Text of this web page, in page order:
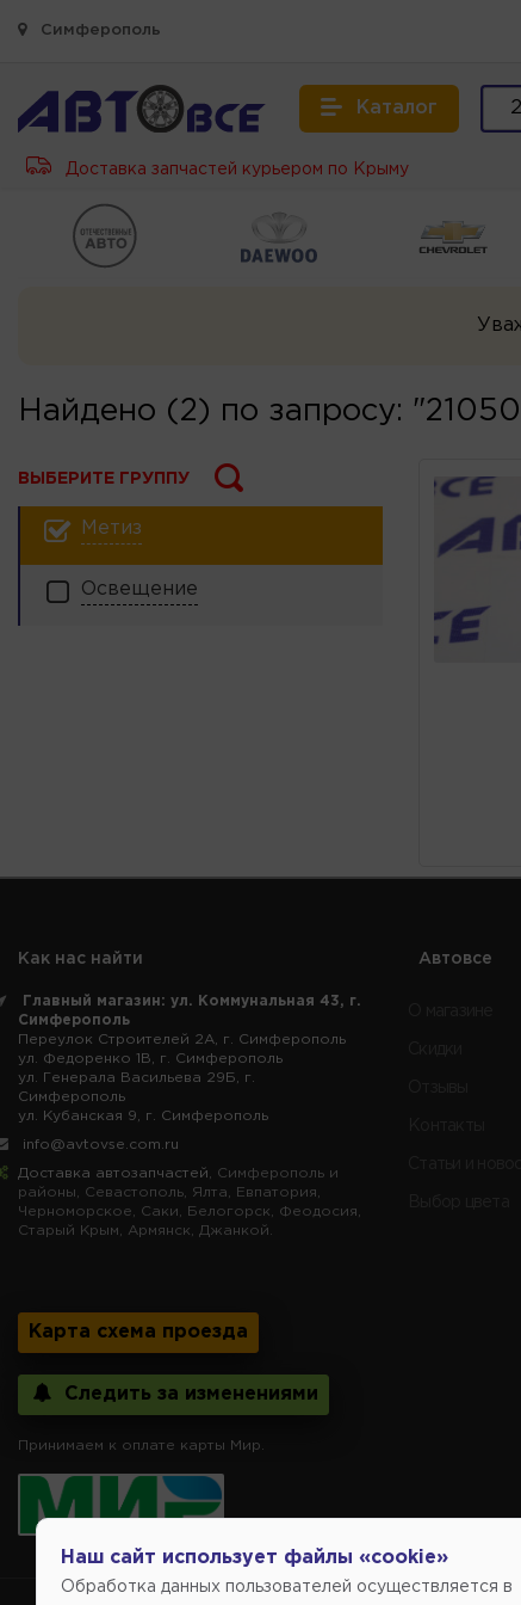
Симферополь
Каталог
Доставка запчастей курьером по Крыму
Найдено (2) по запросу:
ВЫБЕРИТЕ ГРУППУ
Метиз
Освещение
Как нас найти
Главный магазин: ул. Коммунальная 43, г.
Симферополь
Переулок Строителей 2А, г. Симферополь
ул. Федоренко 1В, г. Симферополь
ул. Генерала Васильева 29Б, г.
Симферополь
ул. Кубанская 9, г. Симферополь
info@avtovse.com.ru
Доставка автозапчастей , Симферополь и
районы, Севастополь, Ялта, Евпатория,
Черноморское, Саки, Белогорск, Феодосия,
Старый Крым, Армянск, Джанкой.
Карта схема проезда
Следить за изменениями
Принимаем к оплате карты Мир.
Автовсе
Наш сайт использует файлы «cookie»
Обработка данных пользователей осуществляется в